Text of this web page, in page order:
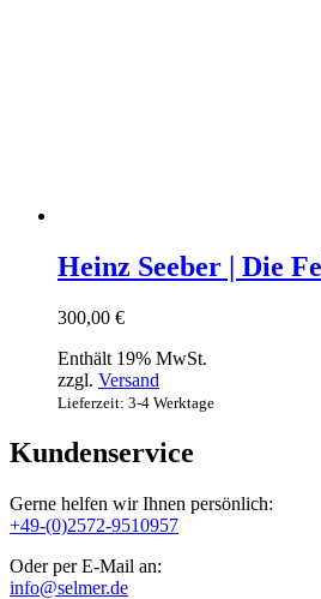
Heinz Seeber | Die
300,00 €
Enthält 19% MwSt.
zzgl. Versand
Lieferzeit: 3-4 Werktage
Kundenservice
Gerne helfen wir Ihnen persönlich:
+49-(0)2572-9510957
Oder per E-Mail an:
info@selmer.de